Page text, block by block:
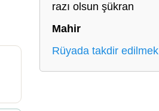
razı olsun şükran
Mahir
Rüyada takdir edilmek